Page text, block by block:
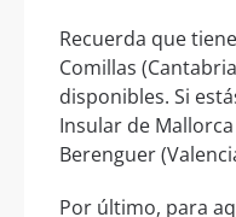
Recuerda que
Comillas
disponibles. Si
Insular de Mallorca
Berenguer
Por último, para